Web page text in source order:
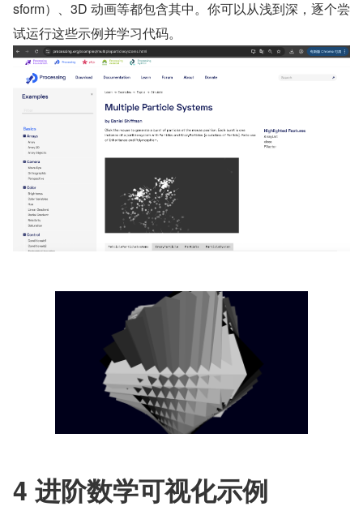
sform）、3D 动画等都包含其中。你可以从浅到深，逐个尝
试运行这些示例并学习代码。
4 进阶数学可视化示例